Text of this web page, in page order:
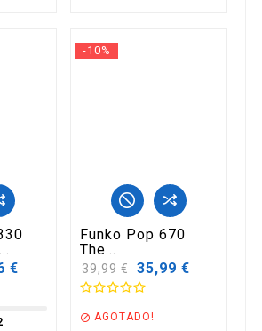
€
-10%
Funko Pop 670
The...
Precio
base
39,99 € 35,99 €
 AGOTADO!